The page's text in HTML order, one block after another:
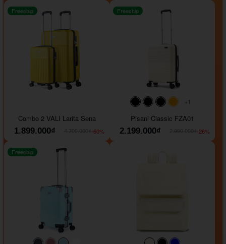
Freeship
Combo 2 VALI Larita Sena
1.899.000₫
-60%
#000000#000000
#000000
#ffa500
+1
Freeship
Pisani Classic FZA01
2.199.000₫
-26%
Freeship